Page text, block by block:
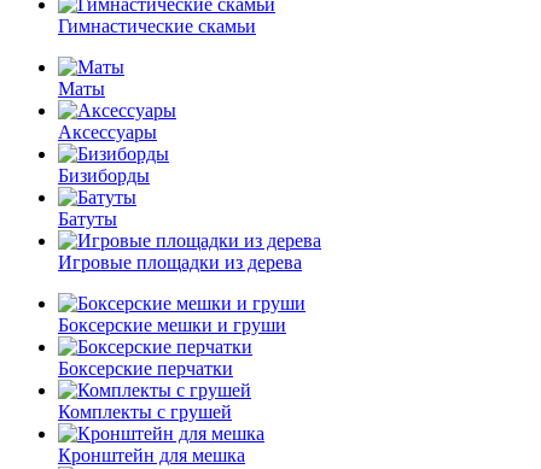
Гимнастические скамьи
Маты
Аксессуары
Бизиборды
Батуты
Игровые площадки из дерева
Боксерские мешки и груши
Боксерские перчатки
Комплекты с грушей
Кронштейн для мешка